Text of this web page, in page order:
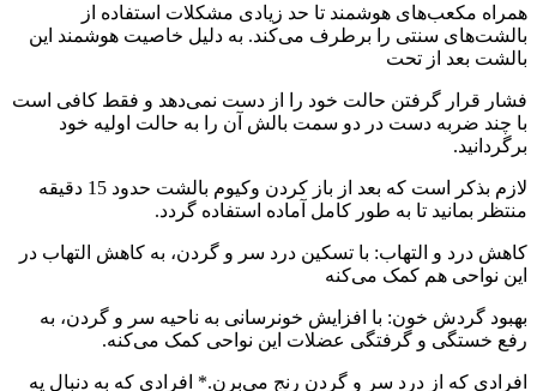
همراه مکعب‌های هوشمند تا حد زیادی مشکلات استفاده از
بالشت‌های سنتی را برطرف می‌کند. به دلیل خاصیت هوشمند این
بالشت بعد از تحت
فشار قرار گرفتن حالت خود را از دست نمی‌دهد و فقط کافی است
با چند ضربه دست در دو سمت بالش آن را به حالت اولیه خود
برگردانید.
لازم بذکر است که بعد از باز کردن وکیوم بالشت حدود 15 دقیقه
منتظر بمانید تا به طور کامل آماده استفاده گردد.
کاهش درد و التهاب: با تسکین درد سر و گردن، به کاهش التهاب در
این نواحی هم کمک می‌کنه
بهبود گردش خون: با افزایش خونرسانی به ناحیه سر و گردن، به
رفع خستگی و گرفتگی عضلات این نواحی کمک می‌کنه.
افرادی که از درد سر و گردن رنج می‌برن.* افرادی که به دنبال یه